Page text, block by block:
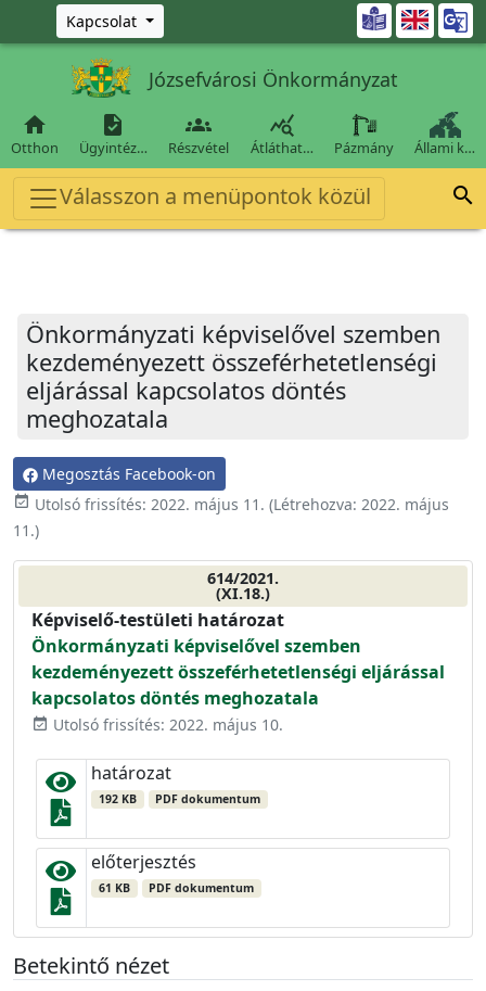
Ugrás a fő tartalomra
Kapcsolat 
Józsefvárosi Önkormányzat

Otthon

Ügyintéz…

Részvétel

Átláthat… Pázmány Állami k…
Válasszon a menüpontok közül 
Önkormányzati képviselővel szemben
kezdeményezett összeférhetetlenségi
eljárással kapcsolatos döntés
meghozatala
Megosztás Facebook-on
event_available Utolsó frissítés: 2022. május 11. (Létrehozva: 2022. május
11.)
614/2021.
(XI.18.)
Képviselő-testületi határozat
Önkormányzati képviselővel szemben
kezdeményezett összeférhetetlenségi eljárással
kapcsolatos döntés meghozatala
event_available Utolsó frissítés: 2022. május 10.
határozat
192 KB PDF dokumentum
előterjesztés
61 KB PDF dokumentum
Betekintő nézet